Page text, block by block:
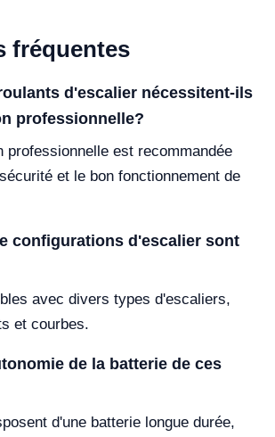
fréquentes
d'escalier nécessitent-ils
professionnelle?
professionnelle est recommandée
et le bon fonctionnement de
configurations d'escalier sont
avec divers types d'escaliers,
et courbes.
de la batterie de ces
d'une batterie longue durée,